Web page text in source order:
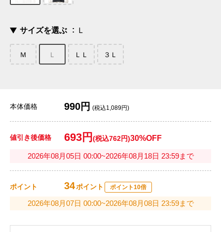
サイズを選ぶ Ｌ
Ｍ Ｌ ＬＬ ３Ｌ
本体価格 990円 (税込1,089円)
値引き後価格 693円 (税込762円)30%OFF
2026年08月05日 00:00~2026年08月18日 23:59まで
ポイント 34ポイント ポイント10倍
2026年08月07日 00:00~2026年08月08日 23:59まで